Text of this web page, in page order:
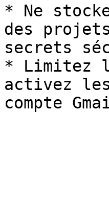
* Ne
des
secrets
* Limitez
activez